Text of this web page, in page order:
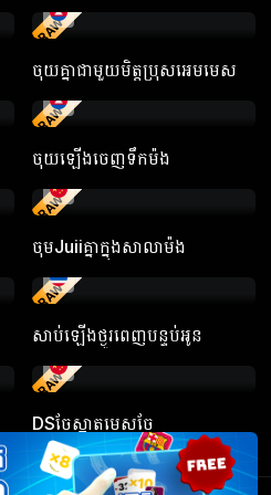
RAW
ចុយគ្នាជាមួយមិត្តប្រុសអេមមេស
RAW
ចុយឡើងចេញទឹកម៉ង
RAW
ចុមJuiiគ្នាក្នុងសាលាម៉ង
RAW
សាប់ឡើងថ្ងូរពេញបន្ទប់អូន
RAW
DSចែស្អាតមេសចែ